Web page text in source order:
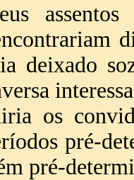
deixado
os
pré-
pré-